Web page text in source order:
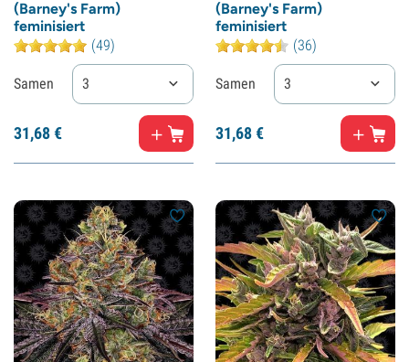
(Barney's Farm)
feminisiert
(49)
Samen 3
31,68€
(Barney's Farm)
feminisiert
(36)
Samen 3
31,68€